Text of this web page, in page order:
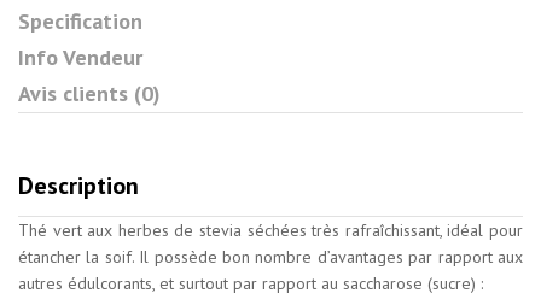
Specification
Info Vendeur
Avis clients (0)
Description
Thé vert aux herbes de stevia séchées très rafraîchissant, idéal pour
étancher la soif. Il possède bon nombre d’avantages par rapport aux
autres édulcorants, et surtout par rapport au saccharose (sucre) :